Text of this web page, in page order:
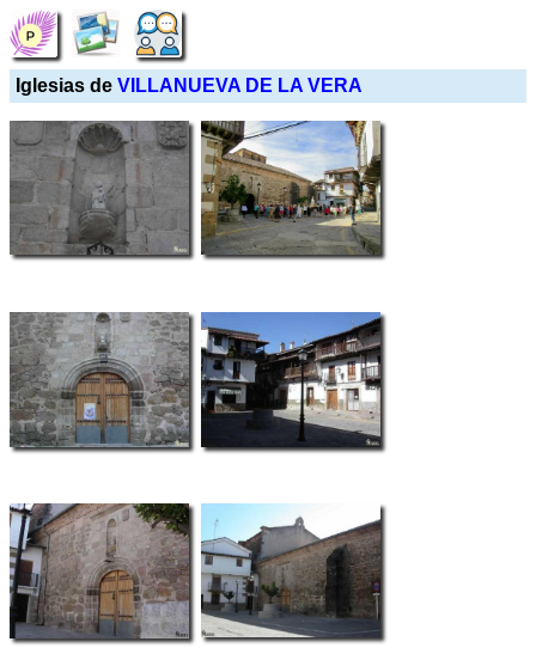
Iglesias de VILLANUEVA DE LA VERA